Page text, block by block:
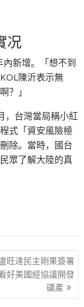
况
新增。「想不到
陳沂表示無
？」
，台灣當局稱小紅
式「資安風險極
除。當時，國台
眾了解大陸的真
旺達民主剛果簽署
美國經協議開發
礦產